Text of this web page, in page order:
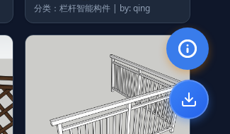
分类：栏杆智能构件 | by: qing